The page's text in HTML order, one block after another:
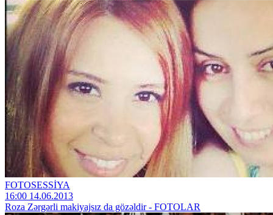
FOTOSESSİYA
16:00 14.06.2013
Roza Zərgərli makiyajsız da gözəldir - FOTOLAR